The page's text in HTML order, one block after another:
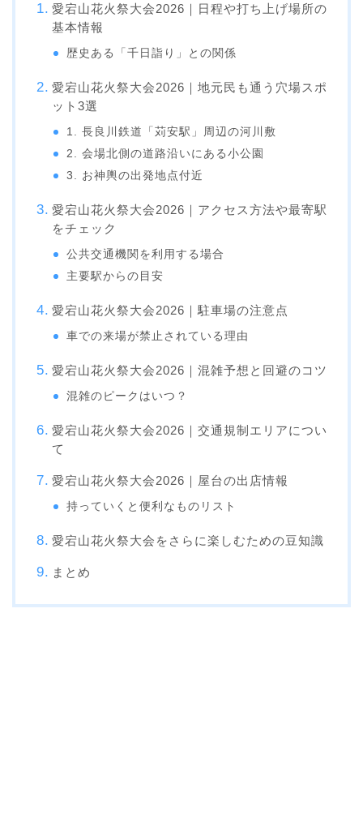
愛宕山花火祭大会2026｜日程や打ち上げ場所の
基本情報
歴史ある「千日詣り」との関係
愛宕山花火祭大会2026｜地元民も通う穴場スポ
ット3選
1. 長良川鉄道「苅安駅」周辺の河川敷
2. 会場北側の道路沿いにある小公園
3. お神輿の出発地点付近
愛宕山花火祭大会2026｜アクセス方法や最寄駅
をチェック
公共交通機関を利用する場合
主要駅からの目安
愛宕山花火祭大会2026｜駐車場の注意点
車での来場が禁止されている理由
愛宕山花火祭大会2026｜混雑予想と回避のコツ
混雑のピークはいつ？
愛宕山花火祭大会2026｜交通規制エリアについ
て
愛宕山花火祭大会2026｜屋台の出店情報
持っていくと便利なものリスト
愛宕山花火祭大会をさらに楽しむための豆知識
まとめ